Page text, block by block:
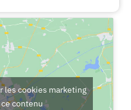
les cookies marketing
contenu